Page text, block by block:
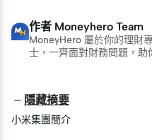
作者 Moneyhero Team
MoneyHero 屬於你的理財
士，一齊面對財務問題，
隱藏摘要
小米集團簡介